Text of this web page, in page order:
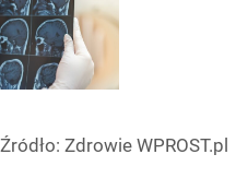
Źródło: Zdrowie WPROST.pl